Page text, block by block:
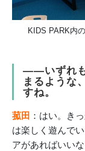
KIDS PARK内
――いずれも
まるような
すね。
菰田 ：はい。き
は楽しく遊んで
アがあればいい